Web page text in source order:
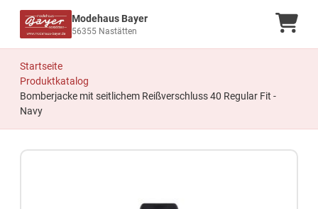
Modehaus Bayer
56355 Nastätten
Startseite
Produktkatalog
Bomberjacke mit seitlichem Reißverschluss 40 Regular Fit -
Navy